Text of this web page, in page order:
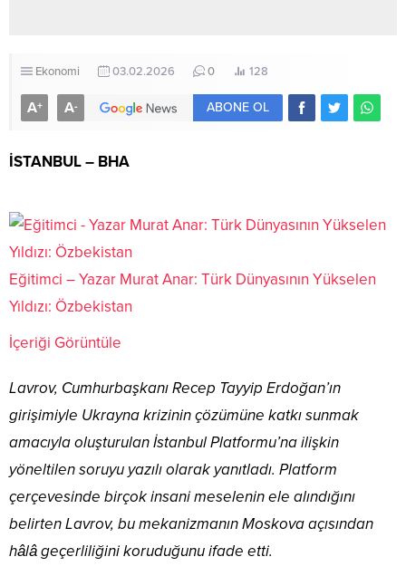
Ekonomi 03.02.2026 0 128
A+ A- ABONE OL
İSTANBUL – BHA
Eğitimci – Yazar Murat Anar: Türk Dünyasının Yükselen
Yıldızı: Özbekistan
İçeriği Görüntüle
Lavrov, Cumhurbaşkanı Recep Tayyip Erdoğan’ın
girişimiyle Ukrayna krizinin çözümüne katkı sunmak
amacıyla oluşturulan İstanbul Platformu’na ilişkin
yöneltilen soruyu yazılı olarak yanıtladı. Platform
çerçevesinde birçok insani meselenin ele alındığını
belirten Lavrov, bu mekanizmanın Moskova açısından
hâlâ geçerliliğini koruduğunu ifade etti.